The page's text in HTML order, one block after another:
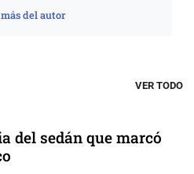
del autor
VER TODO
del sedán que marcó